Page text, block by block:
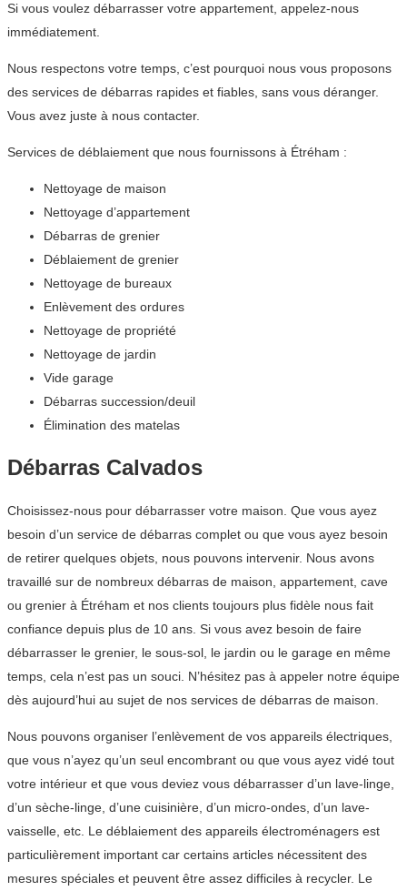
Si vous voulez débarrasser votre appartement, appelez-nous
immédiatement.
Nous respectons votre temps, c’est pourquoi nous vous proposons
des services de débarras rapides et fiables, sans vous déranger.
Vous avez juste à nous contacter.
Services de déblaiement que nous fournissons à Étréham :
Nettoyage de maison
Nettoyage d’appartement
Débarras de grenier
Déblaiement de grenier
Nettoyage de bureaux
Enlèvement des ordures
Nettoyage de propriété
Nettoyage de jardin
Vide garage
Débarras succession/deuil
Élimination des matelas
Débarras Calvados
Choisissez-nous pour débarrasser votre maison. Que vous ayez
besoin d’un service de débarras complet ou que vous ayez besoin
de retirer quelques objets, nous pouvons intervenir. Nous avons
travaillé sur de nombreux débarras de maison, appartement, cave
ou grenier à Étréham et nos clients toujours plus fidèle nous fait
confiance depuis plus de 10 ans. Si vous avez besoin de faire
débarrasser le grenier, le sous-sol, le jardin ou le garage en même
temps, cela n’est pas un souci. N’hésitez pas à appeler notre équipe
dès aujourd’hui au sujet de nos services de débarras de maison.
Nous pouvons organiser l’enlèvement de vos appareils électriques,
que vous n’ayez qu’un seul encombrant ou que vous ayez vidé tout
votre intérieur et que vous deviez vous débarrasser d’un lave-linge,
d’un sèche-linge, d’une cuisinière, d’un micro-ondes, d’un lave-
vaisselle, etc. Le déblaiement des appareils électroménagers est
particulièrement important car certains articles nécessitent des
mesures spéciales et peuvent être assez difficiles à recycler. Le